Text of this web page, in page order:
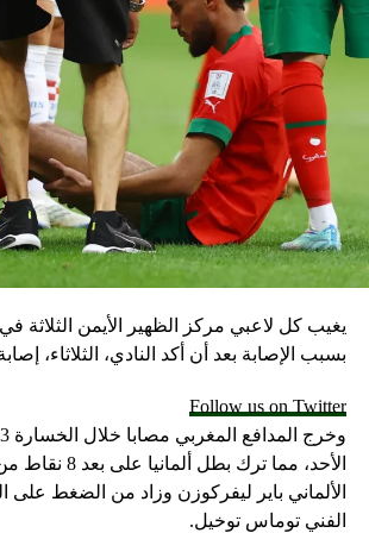
يغيب كل لاعبي مركز الظهير الأيمن الثلاثة
بسبب الإصابة بعد أن أكد النادي، الثلاثاء،
Follow us on Twitter
الأحد، مما ترك بطل
الألماني باير ليفركوزن وزاد من الضغط على
الفني توماس توخيل.